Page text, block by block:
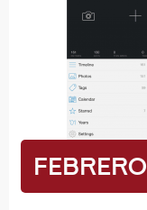
Febrero